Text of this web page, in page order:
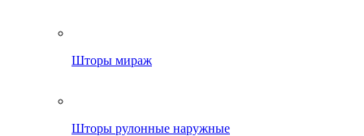
Шторы мираж
Шторы рулонные наружные